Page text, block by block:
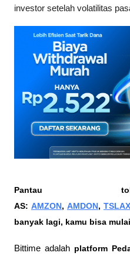
investor setelah volatilitas
Pantau
AS: AMZON, AMDON, TSLAX
banyak lagi, kamu bisa
Bittime adalah platform